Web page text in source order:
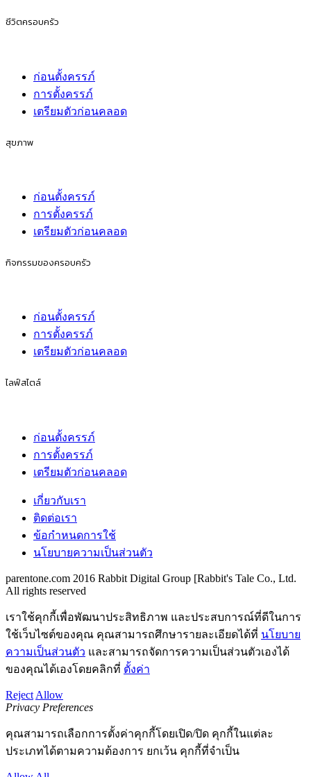
ชีวิตครอบครัว
ก่อนตั้งครรภ์
การตั้งครรภ์
เตรียมตัวก่อนคลอด
สุขภาพ
ก่อนตั้งครรภ์
การตั้งครรภ์
เตรียมตัวก่อนคลอด
กิจกรรมของครอบครัว
ก่อนตั้งครรภ์
การตั้งครรภ์
เตรียมตัวก่อนคลอด
ไลฟ์สไตล์
ก่อนตั้งครรภ์
การตั้งครรภ์
เตรียมตัวก่อนคลอด
เกี่ยวกับเรา
ติดต่อเรา
ข้อกำหนดการใช้
นโยบายความเป็นส่วนตัว
parentone.com 2016 Rabbit Digital Group [Rabbit's Tale Co., Ltd.
All rights reserved
เราใช้คุกกี้เพื่อพัฒนาประสิทธิภาพ และประสบการณ์ที่ดีในการ
ใช้เว็บไซต์ของคุณ คุณสามารถศึกษารายละเอียดได้ที่ นโยบาย
ความเป็นส่วนตัว และสามารถจัดการความเป็นส่วนตัวเองได้
ของคุณได้เองโดยคลิกที่ ตั้งค่า
Reject Allow
Privacy Preferences
คุณสามารถเลือกการตั้งค่าคุกกี้โดยเปิด/ปิด คุกกี้ในแต่ละ
ประเภทได้ตามความต้องการ ยกเว้น คุกกี้ที่จำเป็น